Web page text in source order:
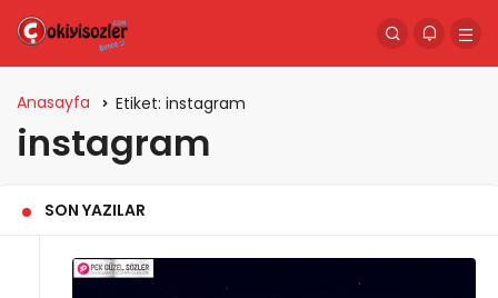
Anasayfa Etiket: instagram
instagram
SON YAZILAR